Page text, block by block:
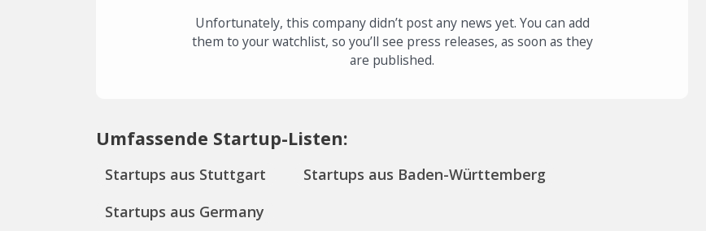
Unfortunately, this company didn’t post any news yet. You can add
them to your watchlist, so you’ll see press releases, as soon as they
are published.
Umfassende Startup-Listen:
Startups aus Stuttgart
Startups aus Baden-Württemberg
Startups aus Germany